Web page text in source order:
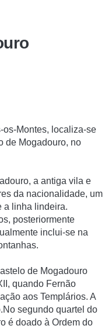
os-Montes, localiza-se
de Mogadouro, no
a antiga vila e
da nacionalidade, um
a linha lindeira.
posteriormente
inclui-se na
de Mogadouro
quando Fernão
aos Templários. A
segundo quartel do
é doado à Ordem do